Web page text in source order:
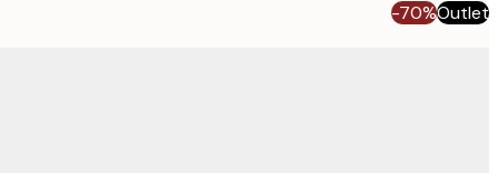
-70%Outlet